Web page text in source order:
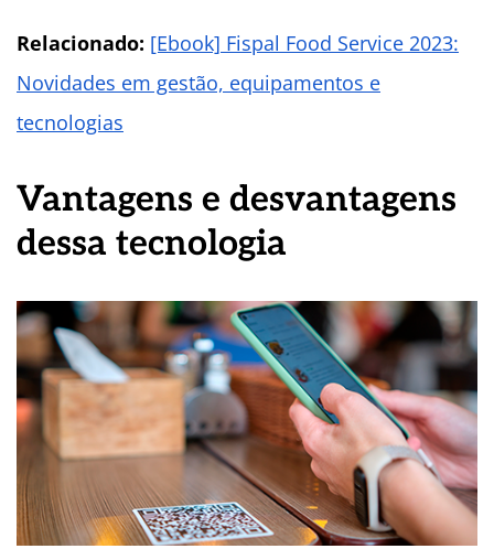
Relacionado: [Ebook] Fispal Food Service 2023:
Novidades em gestão, equipamentos e
tecnologias
Vantagens e desvantagens
dessa tecnologia